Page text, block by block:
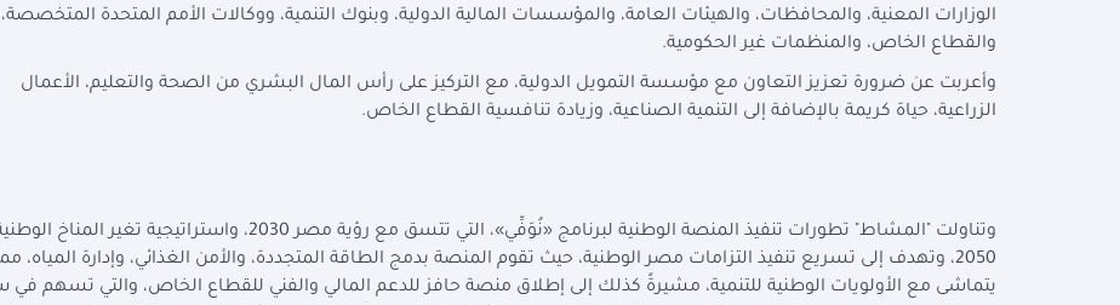
الوزارات المعنية، والمحافظات، والهيئات العامة، والمؤسسات المالية الدولية، وبنوك التنمية، ووكالات الأمم المتحدة المتخصصة،
والقطاع الخاص، والمنظمات غير الحكومية.
وأعربت عن ضرورة تعزيز التعاون مع مؤسسة التمويل الدولية، مع التركيز على رأس المال البشري من الصحة والتعليم، الأعمال
الزراعية، حياة كريمة بالإضافة إلى التنمية الصناعية، وزيادة تنافسية القطاع الخاص.
وتناولت "المشاط" تطورات تنفيذ المنصة الوطنية لبرنامج «نُوَفِّي»، التي تتسق مع رؤية مصر 2030، واستراتيجية تغير المناخ
2050، وتهدف إلى تسريع تنفيذ التزامات مصر الوطنية، حيث تقوم المنصة بدمج الطاقة المتجددة، والأمن الغذائي، وإدارة المياه،
يتماشى مع الأولويات الوطنية للتنمية، مشيرةً كذلك إلى إطلاق منصة حافز للدعم المالي والفني للقطاع الخاص، والتي تسهم في